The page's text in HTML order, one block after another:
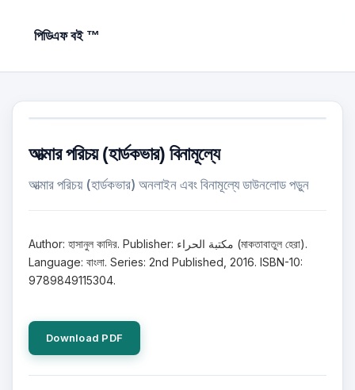
পিডিএফ বই ™
আত্মার পরিচয় (হার্ডকভার) বিনামূল্যে
আত্মার পরিচয় (হার্ডকভার) অনলাইন এবং বিনামূল্যে ডাউনলোড পড়ুন
Author: হাসানুল কাদির. Publisher: مكتبة الحراء (মাকতাবাতুল হেরা).
Language: বাংলা. Series: 2nd Published, 2016. ISBN-10:
9789849115304.
Download PDF